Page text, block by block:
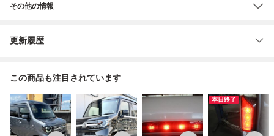
その他の情報
更新履歴
この商品も注目されています
本日終了